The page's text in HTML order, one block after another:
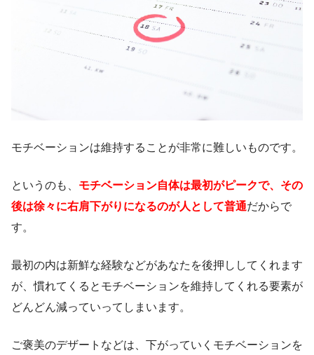
モチベーションは維持することが非常に難しいものです。
というのも、 モチベーション自体は最初がピークで、その
後は徐々に右肩下がりになるのが人として普通だからで
す。
最初の内は新鮮な経験などがあなたを後押ししてくれます
が、慣れてくるとモチベーションを維持してくれる要素が
どんどん減っていってしまいます。
ご褒美のデザートなどは、下がっていくモチベーションを